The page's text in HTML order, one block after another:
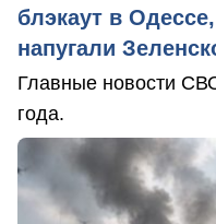
блэкаут в
напугали
Главные новости
года.